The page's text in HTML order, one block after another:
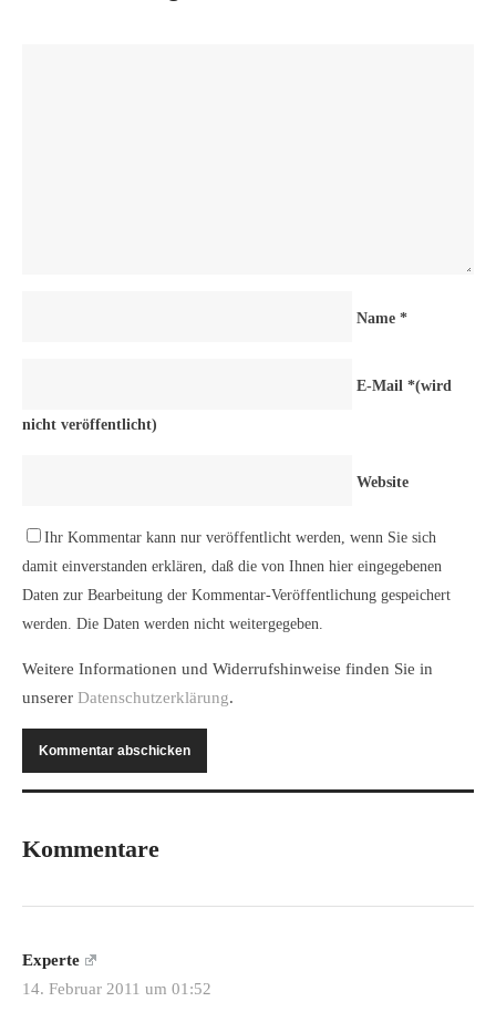
Name *
E-Mail *(wird
nicht veröffentlicht)
Website
Ihr Kommentar kann nur veröffentlicht werden, wenn Sie sich
damit einverstanden erklären, daß die von Ihnen hier eingegebenen
Daten zur Bearbeitung der Kommentar-Veröffentlichung gespeichert
werden. Die Daten werden nicht weitergegeben.
Weitere Informationen und Widerrufshinweise finden Sie in
unserer Datenschutzerklärung.
Kommentare
Experte
14. Februar 2011 um 01:52